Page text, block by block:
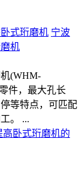
宁波
机
(WHM-
件，最大孔长
等特点，可匹配
。 ...
高卧式珩磨机的